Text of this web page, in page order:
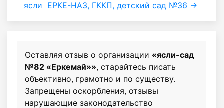
ясли ЕРКЕ-НАЗ, ГККП, детский сад №36 →
Оставляя отзыв о организации «ясли-сад
№82 «Еркемай»», старайтесь писать
объективно, грамотно и по существу.
Запрещены оскорбления, отзывы
нарушающие законодательство